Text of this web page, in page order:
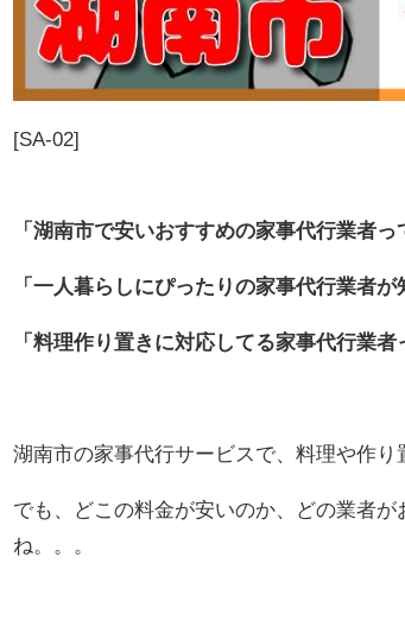
[SA-02]
「湖南市で安いおすすめの家事代行業者っ
「一人暮らしにぴったりの家事代行業者が
「料理作り置きに対応してる家事代行業者
湖南市の家事代行サービスで、料理や作り
でも、どこの料金が安いのか、どの業者
ね。。。